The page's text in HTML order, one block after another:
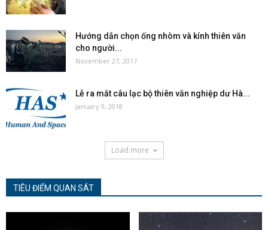
Hướng dẫn chọn ống nhòm và kính thiên văn
cho người...
November 27, 2017
Lễ ra mắt câu lạc bộ thiên văn nghiệp dư Hà...
January 9, 2018
Load more
TIÊU ĐIỂM QUAN SÁT